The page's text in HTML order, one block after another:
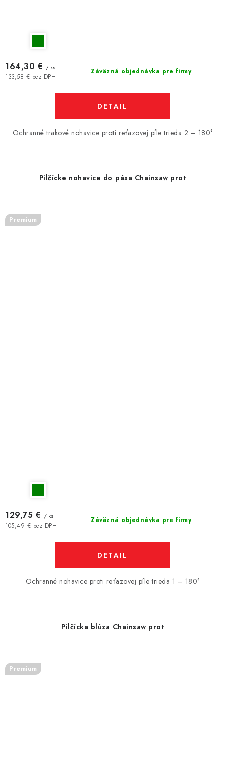
Záväzná objednávka pre firmy
133,58 € bez DPH
164,30 € / ks
DETAIL
Ochranné trakové nohavice proti reťazovej píle trieda 2 – 180°
Pilčícke nohavice do pása Chainsaw prot
Premium
Záväzná objednávka pre firmy
105,49 € bez DPH
129,75 € / ks
DETAIL
Ochranné nohavice proti reťazovej píle trieda 1 – 180°
Pilčícka blúza Chainsaw prot
Premium